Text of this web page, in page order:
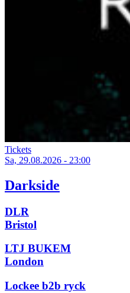
Tickets
Sa, 29.08.2026 - 23:00
Darkside
DLR
Bristol
LTJ BUKEM
London
Lockee b2b ryck